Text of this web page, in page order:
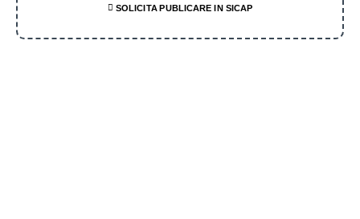
SOLICITA PUBLICARE IN SICAP